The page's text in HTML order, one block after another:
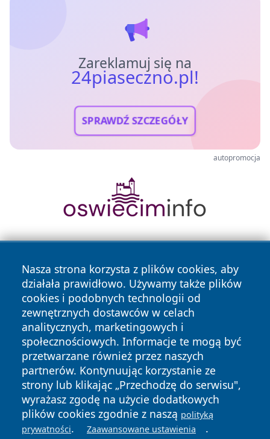
Zareklamuj się na
24piaseczno.pl!
SPRAWDŹ SZCZEGÓŁY
autopromocja
Nasza strona korzysta z plików cookies, aby
działała prawidłowo. Używamy także plików
cookies i podobnych technologii od
zewnętrznych dostawców w celach
analitycznych, marketingowych i
społecznościowych. Informacje te mogą być
przetwarzane również przez naszych
partnerów. Kontynuując korzystanie ze
strony lub klikając „Przechodzę do serwisu",
wyrażasz zgodę na użycie dodatkowych
plików cookies zgodnie z naszą polityką
prywatności. Zaawansowane ustawienia .
Copyright © 2026 24piaseczno.pl Wszystkie prawa
zastrzeżone.
News Autorzy
Polityka
Prywatności
Polityka
Cookies